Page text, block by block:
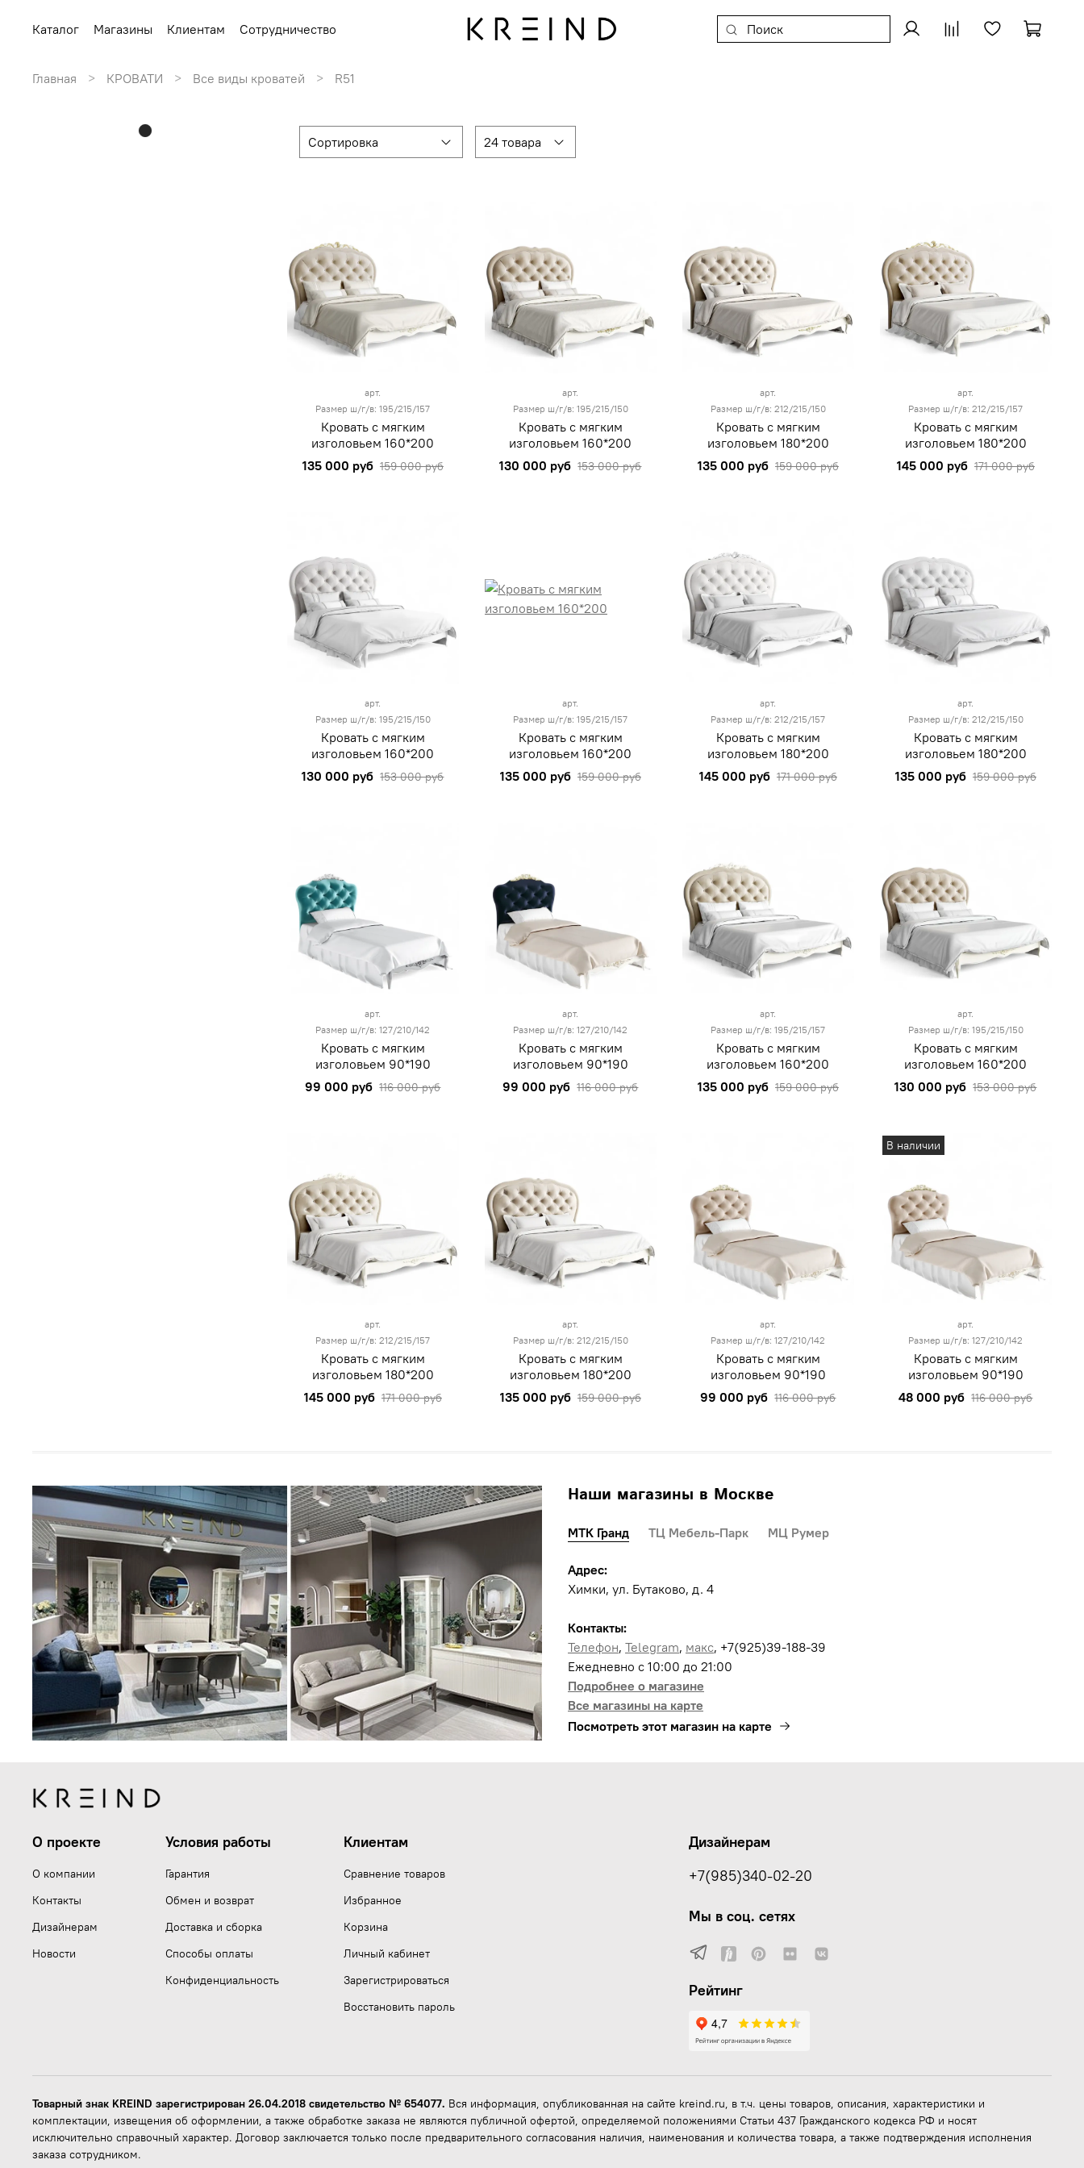
Каталог Магазины Клиентам Сотрудничество
Главная КРОВАТИ Все виды кроватей R51
арт.
Размер ш/г/в: 195/215/157
Кровать с мягким
изголовьем 160*200
135 000 руб 159 000 руб
арт.
Размер ш/г/в: 195/215/150
Кровать с мягким
изголовьем 160*200
130 000 руб 153 000 руб
арт.
Размер ш/г/в: 212/215/150
Кровать с мягким
изголовьем 180*200
135 000 руб 159 000 руб
арт.
Размер ш/г/в: 212/215/157
Кровать с мягким
изголовьем 180*200
145 000 руб 171 000 руб
арт.
Размер ш/г/в: 195/215/150
Кровать с мягким
изголовьем 160*200
130 000 руб 153 000 руб
арт.
Размер ш/г/в: 195/215/157
Кровать с мягким
изголовьем 160*200
135 000 руб 159 000 руб
арт.
Размер ш/г/в: 212/215/157
Кровать с мягким
изголовьем 180*200
145 000 руб 171 000 руб
арт.
Размер ш/г/в: 212/215/150
Кровать с мягким
изголовьем 180*200
135 000 руб 159 000 руб
арт.
Размер ш/г/в: 127/210/142
Кровать с мягким
изголовьем 90*190
99 000 руб 116 000 руб
арт.
Размер ш/г/в: 127/210/142
Кровать с мягким
изголовьем 90*190
99 000 руб 116 000 руб
арт.
Размер ш/г/в: 195/215/157
Кровать с мягким
изголовьем 160*200
135 000 руб 159 000 руб
арт.
Размер ш/г/в: 195/215/150
Кровать с мягким
изголовьем 160*200
130 000 руб 153 000 руб
арт.
Размер ш/г/в: 212/215/157
Кровать с мягким
изголовьем 180*200
145 000 руб 171 000 руб
арт.
Размер ш/г/в: 212/215/150
Кровать с мягким
изголовьем 180*200
135 000 руб 159 000 руб
арт.
Размер ш/г/в: 127/210/142
Кровать с мягким
изголовьем 90*190
99 000 руб 116 000 руб
В наличии
арт.
Размер ш/г/в: 127/210/142
Кровать с мягким
изголовьем 90*190
48 000 руб 116 000 руб
Наши магазины в Москве
МТК Гранд ТЦ Мебель-Парк МЦ Румер
Адрес:
Химки, ул. Бутаково, д. 4
Контакты:
Телефон, Telegram, макс, +7(925)39-188-39
Ежедневно с 10:00 до 21:00
Подробнее о магазине
Все магазины на карте
Посмотреть этот магазин на карте
О проекте
О компании
Контакты
Дизайнерам
Новости
Условия работы
Гарантия
Обмен и возврат
Доставка и сборка
Способы оплаты
Конфиденциальность
Клиентам
Сравнение товаров
Избранное
Корзина
Личный кабинет
Зарегистрироваться
Восстановить пароль
Дизайнерам
+7(985)340-02-20
Мы в соц. сетях
Рейтинг
Товарный знак KREIND зарегистрирован 26.04.2018 свидетельство № 654077. Вся информация, опубликованная на сайте kreind.ru, в т.ч. цены товаров, описания, характеристики и
комплектации, извещения об оформлении, а также обработке заказа не являются публичной офертой, определяемой положениями Статьи 437 Гражданского кодекса РФ и носят
исключительно справочный характер. Договор заключается только после предварительного согласования наличия, наименования и количества товара, а также подтверждения исполнения
заказа сотрудником.